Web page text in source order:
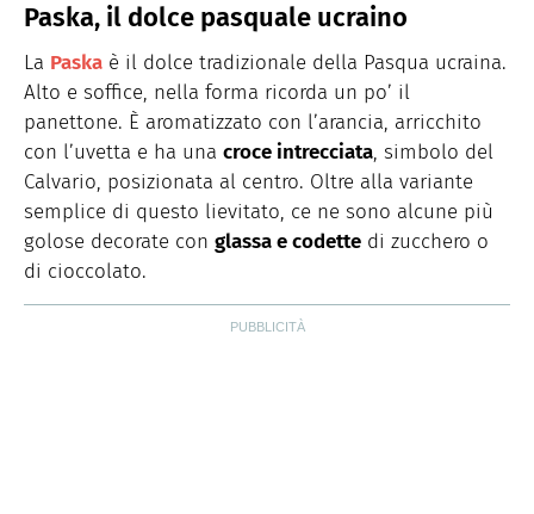
Paska, il dolce pasquale ucraino
La Paska è il dolce tradizionale della Pasqua ucraina.
Alto e soffice, nella forma ricorda un po’ il
panettone. È aromatizzato con l’arancia, arricchito
con l’uvetta e ha una croce intrecciata, simbolo del
Calvario, posizionata al centro. Oltre alla variante
semplice di questo lievitato, ce ne sono alcune più
golose decorate con glassa e codette di zucchero o
di cioccolato.